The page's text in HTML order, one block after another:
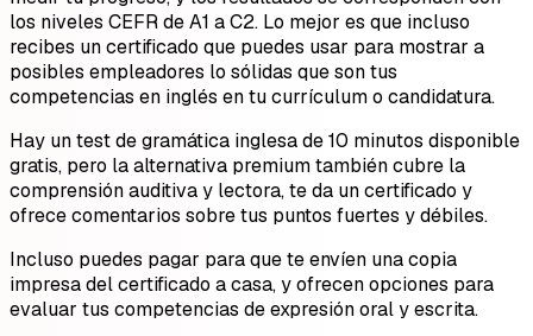
los niveles CEFR de A1 a C2. Lo mejor es que incluso
recibes un certificado que puedes usar para mostrar a
posibles empleadores lo sólidas que son tus
competencias en inglés en tu currículum o candidatura.
Hay un test de gramática inglesa de 10 minutos disponible
gratis, pero la alternativa premium también cubre la
comprensión auditiva y lectora, te da un certificado y
ofrece comentarios sobre tus puntos fuertes y débiles.
Incluso puedes pagar para que te envíen una copia
impresa del certificado a casa, y ofrecen opciones para
evaluar tus competencias de expresión oral y escrita.